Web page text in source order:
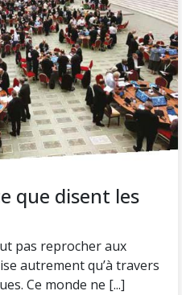
que disent les
pas reprocher aux
autrement qu’à travers
Ce monde ne [...]